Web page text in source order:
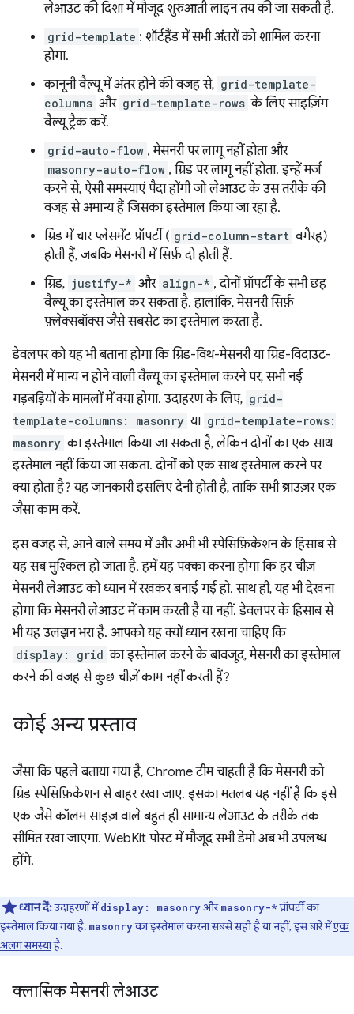
लेआउट की दिशा में मौजूद शुरुआती लाइन तय की जा सकती है.
grid-template : शॉर्टहैंड में सभी अंतरों को शामिल करना
होगा.
कानूनी वैल्यू में अंतर होने की वजह से, grid-template-
columns और grid-template-rows के लिए साइज़िंग
वैल्यू ट्रैक करें.
grid-auto-flow , मेसनरी पर लागू नहीं होता और
masonry-auto-flow , ग्रिड पर लागू नहीं होता. इन्हें मर्ज
करने से, ऐसी समस्याएं पैदा होंगी जो लेआउट के उस तरीके की
वजह से अमान्य हैं जिसका इस्तेमाल किया जा रहा है.
ग्रिड में चार प्लेसमेंट प्रॉपर्टी ( grid-column-start वगैरह)
होती हैं, जबकि मेसनरी में सिर्फ़ दो होती हैं.
ग्रिड, justify-* और align-* , दोनों प्रॉपर्टी के सभी छह
वैल्यू का इस्तेमाल कर सकता है. हालांकि, मेसनरी सिर्फ़
फ़्लेक्सबॉक्स जैसे सबसेट का इस्तेमाल करता है.
डेवलपर को यह भी बताना होगा कि ग्रिड-विथ-मेसनरी या ग्रिड-विदाउट-
मेसनरी में मान्य न होने वाली वैल्यू का इस्तेमाल करने पर, सभी नई
गड़बड़ियों के मामलों में क्या होगा. उदाहरण के लिए, grid-
template-columns: masonry या grid-template-rows:
masonry का इस्तेमाल किया जा सकता है, लेकिन दोनों का एक साथ
इस्तेमाल नहीं किया जा सकता. दोनों को एक साथ इस्तेमाल करने पर
क्या होता है? यह जानकारी इसलिए देनी होती है, ताकि सभी ब्राउज़र एक
जैसा काम करें.
इस वजह से, आने वाले समय में और अभी भी स्पेसिफ़िकेशन के हिसाब से
यह सब मुश्किल हो जाता है. हमें यह पक्का करना होगा कि हर चीज़
मेसनरी लेआउट को ध्यान में रखकर बनाई गई हो. साथ ही, यह भी देखना
होगा कि मेसनरी लेआउट में काम करती है या नहीं. डेवलपर के हिसाब से
भी यह उलझन भरा है. आपको यह क्यों ध्यान रखना चाहिए कि
display: grid का इस्तेमाल करने के बावजूद, मेसनरी का इस्तेमाल
करने की वजह से कुछ चीज़ें काम नहीं करती हैं?
कोई अन्य प्रस्ताव
जैसा कि पहले बताया गया है, Chrome टीम चाहती है कि मेसनरी को
ग्रिड स्पेसिफ़िकेशन से बाहर रखा जाए. इसका मतलब यह नहीं है कि इसे
एक जैसे कॉलम साइज़ वाले बहुत ही सामान्य लेआउट के तरीके तक
सीमित रखा जाएगा. WebKit पोस्ट में मौजूद सभी डेमो अब भी उपलब्ध
होंगे.
ध्यान दें:उदाहरणों मेंdisplay: masonryऔरmasonry-*प्रॉपर्टी का
इस्तेमाल किया गया है. masonryका इस्तेमाल करना सबसे सही है या नहीं, इस बारे मेंएक
अलग समस्याहै.
क्लासिक मेसनरी लेआउट